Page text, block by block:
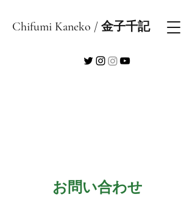
Chifumi Kaneko / 金子千記
お問い合わせ